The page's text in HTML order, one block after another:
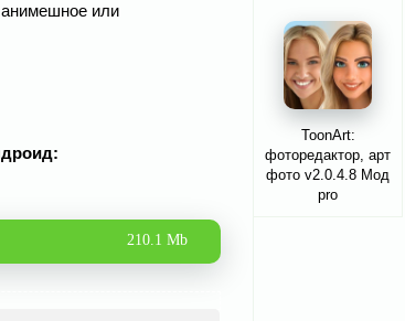
или
210.1 Mb
ToonArt:
фоторедактор, арт
фото v2.0.4.8 Мод
pro